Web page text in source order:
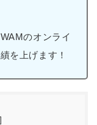
のオンライ
を上げます！
]